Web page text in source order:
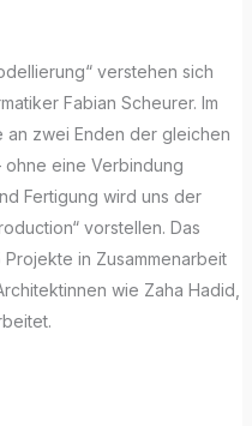
verstehen sich
Fabian Scheurer. Im
an zwei Enden der gleichen
eine Verbindung
Fertigung wird uns der
vorstellen. Das
in Zusammenarbeit
wie Zaha Hadid,